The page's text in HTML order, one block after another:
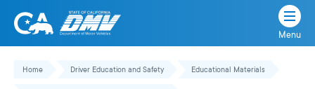
Skip
California
State
Menu
Home Driver Education and Safety Educational Materials